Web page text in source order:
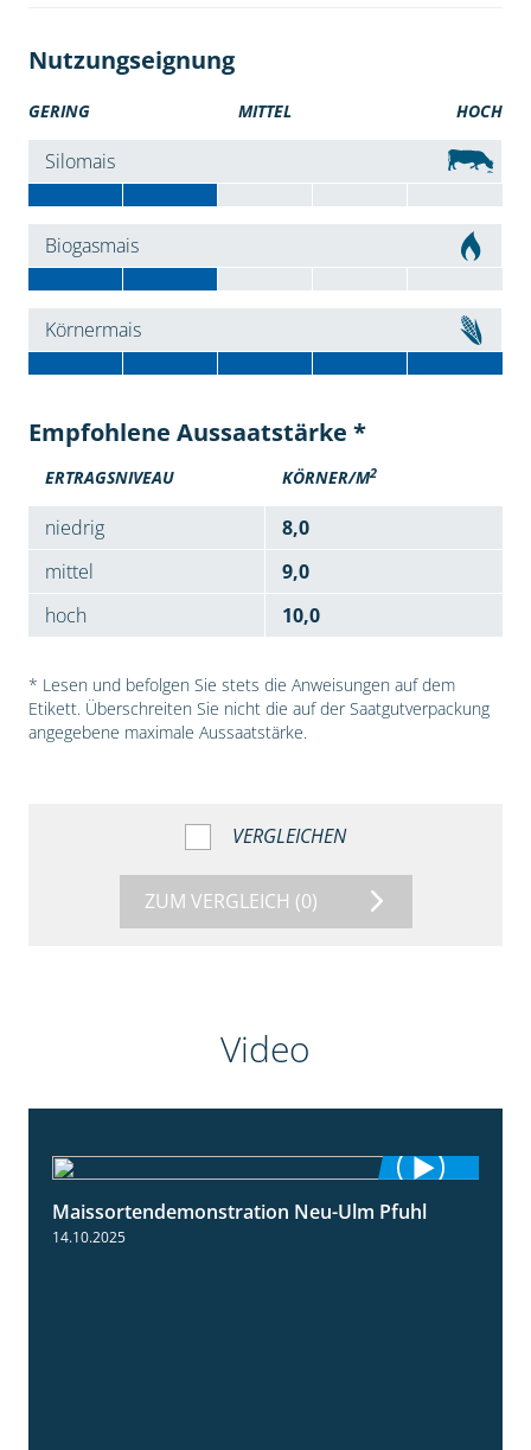
Nutzungseignung
GERING MITTEL HOCH
Silomais
Biogasmais
Körnermais
Empfohlene Aussaatstärke *
ERTRAGSNIVEAU KÖRNER/M2
niedrig
8,0
mittel
9,0
hoch
10,0
* Lesen und befolgen Sie stets die Anweisungen auf dem
Etikett. Überschreiten Sie nicht die auf der Saatgutverpackung
angegebene maximale Aussaatstärke.
VERGLEICHEN
ZUM VERGLEICH (0)
Video
7:10
Maissortendemonstration Neu-Ulm Pfuhl
14.10.2025